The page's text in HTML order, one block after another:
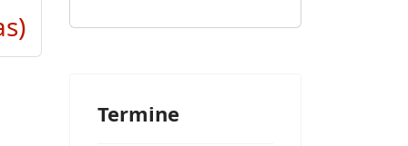
Termine